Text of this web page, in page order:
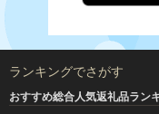
ランキングでさがす
おすすめ総合人気返礼品ラン